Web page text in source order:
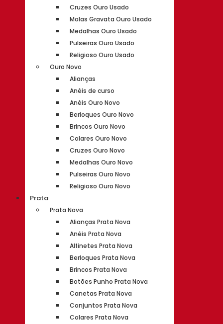
Cruzes Ouro Usado
Molas Gravata Ouro Usado
Medalhas Ouro Usado
Pulseiras Ouro Usado
Religioso Ouro Usado
Ouro Novo
Alianças
Anéis de curso
Anéis Ouro Novo
Berloques Ouro Novo
Brincos Ouro Novo
Colares Ouro Novo
Cruzes Ouro Novo
Medalhas Ouro Novo
Pulseiras Ouro Novo
Religioso Ouro Novo
Prata
Prata Nova
Alianças Prata Nova
Anéis Prata Nova
Alfinetes Prata Nova
Berloques Prata Nova
Brincos Prata Nova
Botões Punho Prata Nova
Canetas Prata Nova
Conjuntos Prata Nova
Colares Prata Nova